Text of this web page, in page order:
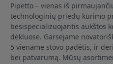
Pipetto – vienas iš
technologinių priedų kūrimo
besispecializuojantis aukštos
dėkluose. Garsėjame
5 viename stovo padėtis, ir
bei patvarumą. Mūsų